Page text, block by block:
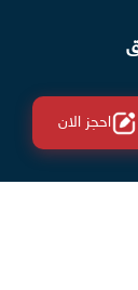
احجز الان